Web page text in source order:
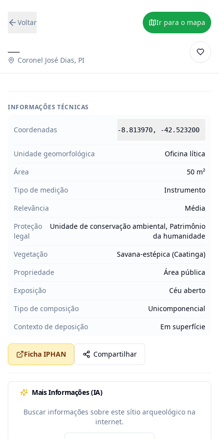
Voltar Ir para o mapa
Coronel José Dias, PI
INFORMAÇÕES TÉCNICAS
Coordenadas -8.813970, -42.523200
Unidade geomorfológica
Oficina lítica
Área
50 m²
Tipo de medição
Instrumento
Relevância
Média
Proteção
legal
Unidade de conservação ambiental, Patrimônio
da humanidade
Vegetação
Savana-estépica (Caatinga)
Propriedade
Área pública
Exposição
Céu aberto
Tipo de composição
Unicomponencial
Contexto de deposição
Em superfície
Ficha IPHAN Compartilhar
Mais Informações (IA)
Buscar informações sobre este sítio arqueológico na
internet.